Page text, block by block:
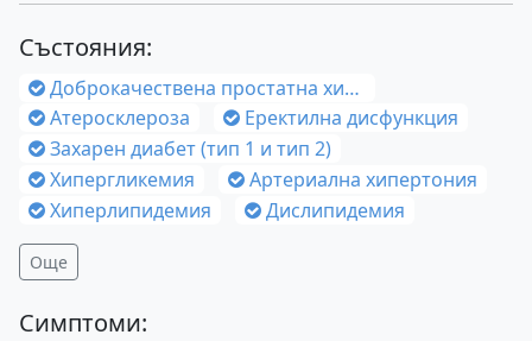
Състояния:
Доброкачествена простатна хиперплазия (Аденом на простатата)
Атеросклероза
Еректилна дисфункция
Захарен диабет (тип 1 и тип 2)
Хипергликемия
Артериална хипертония
Хиперлипидемия
Дислипидемия
Още
Симптоми: